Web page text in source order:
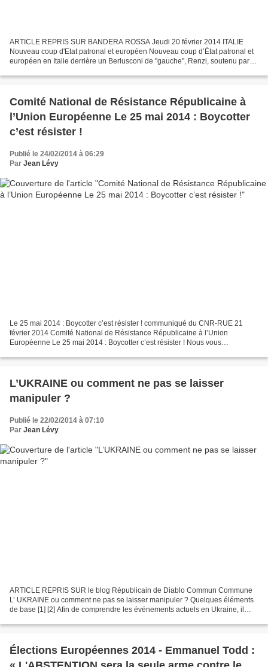
ARTICLE REPRIS SUR BANDERA ROSSA Jeudi 20 février 2014 ITALIE
Nouveau coup d'Etat patronal et européen Nouveau coup d’État patronal et
européen en Italie derrière un Berlusconi de "gauche", Renzi, soutenu par
blog.net/...
Comité National de Résistance Républicaine à
l’Union Européenne Le 25 mai 2014 : Boycotter
c’est résister !
Publié le 24/02/2014 à 06:29
Par Jean Lévy
Le 25 mai 2014 : Boycotter c’est résister ! communiqué du CNR-RUE 21
février 2014 Comité National de Résistance Républicaine à l’Union
Européenne Le 25 mai 2014 : Boycotter c’est résister ! Nous vous
L’UKRAINE ou comment ne pas se laisser
manipuler ?
Publié le 22/02/2014 à 07:10
Par Jean Lévy
ARTICLE REPRIS SUR le blog Républicain de Diablo Commun Commune
L’ UKRAINE ou comment ne pas se laisser manipuler ? Quelques éléments
de base [1] [2] Afin de comprendre les événements actuels en Ukraine, il
Élections Européennes 2014 - Emmanuel Todd :